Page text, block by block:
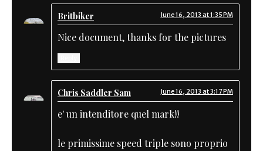
Britbiker June 16, 2013 at 1:35 PM
Nice document, thanks for the pictures
Chris Saddler Sam June 16, 2013 at 3:17 PM
e' un intenditore quel mark!!
le primissime speed triple sono proprio